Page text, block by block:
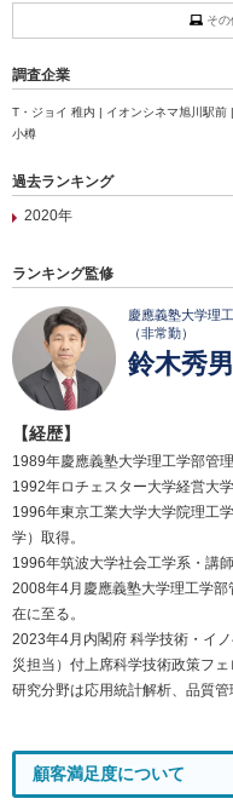
その
調査企業
T・ジョイ 稚内 | イオンシネマ旭川駅
小樽
過去ランキング
2020年
ランキング監修
慶應義塾大学理
（非常勤）
鈴木秀男
【経歴】
1989年慶應義塾大学理工学部管理
1992年ロチェスター大学経営大
1996年東京工業大学大学院理工
学）取得。
1996年筑波大学社会工学系・講
2008年4月慶應義塾大学理工学
在に至る。
2023年4月内閣府 科学技術・イ
災担当）付上席科学技術政策フェ
研究分野は応用統計解析、品質管
顧客満足度について